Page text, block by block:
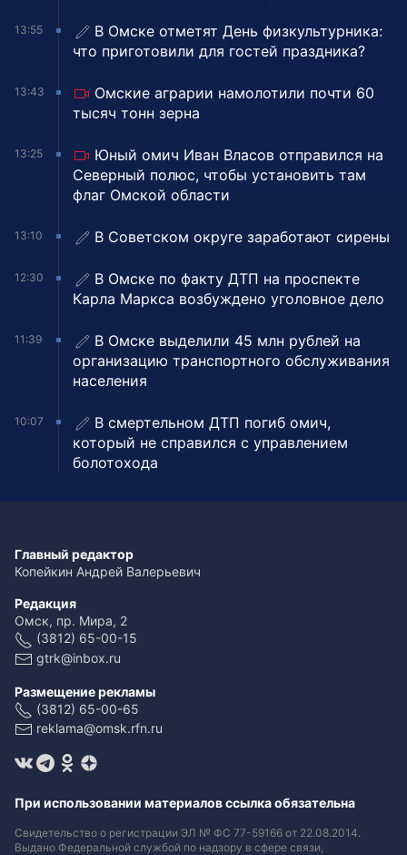
13:55
В Омске отметят День физкультурника:
что приготовили для гостей праздника?
13:43
Омские аграрии намолотили почти 60
тысяч тонн зерна
13:25
Юный омич Иван Власов отправился на
Северный полюс, чтобы установить там
флаг Омской области
13:10 В Советском округе заработают сирены
12:30
В Омске по факту ДТП на проспекте
Карла Маркса возбуждено уголовное дело
11:39
В Омске выделили 45 млн рублей на
организацию транспортного обслуживания
населения
10:07
В смертельном ДТП погиб омич,
который не справился с управлением
болотохода
Главный редактор
Копейкин Андрей Валерьевич
Редакция
Омск, пр. Мира, 2
(3812) 65-00-15
gtrk@inbox.ru
Размещение рекламы
(3812) 65-00-65
reklama@omsk.rfn.ru
При использовании материалов ссылка обязательна
Свидетельство о регистрации ЭЛ № ФС 77-59166 от 22.08.2014.
Выдано Федеральной службой по надзору в сфере связи,